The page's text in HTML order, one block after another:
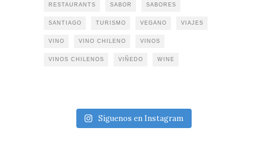
RESTAURANTS SABOR SABORES
SANTIAGO TURISMO VEGANO VIAJES
VINO VINO CHILENO VINOS
VINOS CHILENOS VIÑEDO WINE
Síguenos en Instagram